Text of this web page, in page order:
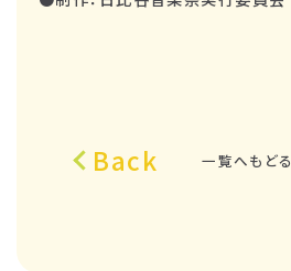
Back 一覧へもどる